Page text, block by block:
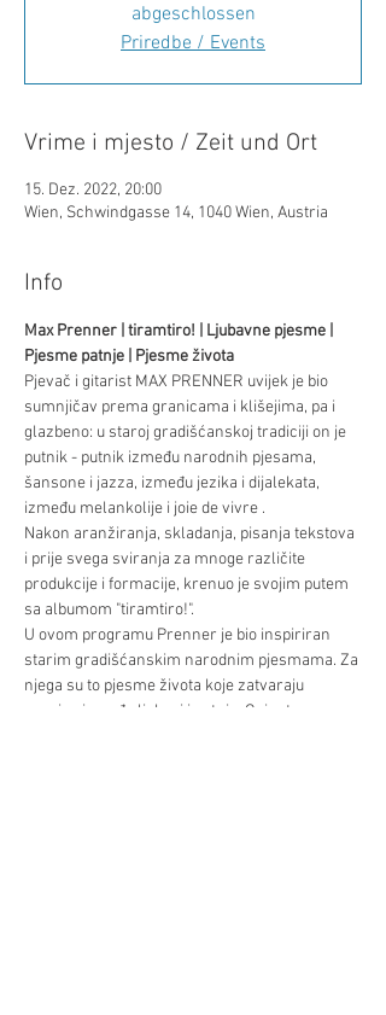
abgeschlossen
Priredbe / Events
Vrime i mjesto / Zeit und Ort
15. Dez. 2022, 20:00
Wien, Schwindgasse 14, 1040 Wien, Austria
Info
Max Prenner | tiramtiro! | Ljubavne pjesme |
Pjesme patnje | Pjesme života
Pjevač i gitarist MAX PRENNER uvijek je bio
sumnjičav prema granicama i klišejima, pa i
glazbeno: u staroj gradišćanskoj tradiciji on je
putnik - putnik između narodnih pjesama,
šansone i jazza, između jezika i dijalekata,
između melankolije i joie de vivre .
Nakon aranžiranja, skladanja, pisanja tekstova
i prije svega sviranja za mnoge različite
produkcije i formacije, krenuo je svojim putem
sa albumom "tiramtiro!".
U ovom programu Prenner je bio inspiriran
starim gradišćanskim narodnim pjesmama. Za
njega su to pjesme života koje zatvaraju
granicu između ljubavi i patnje. Osim toga: